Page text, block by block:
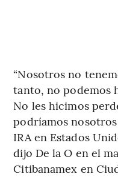
“Nosotros no
tanto, no podemos
No les hicimos
podríamos
IRA en Estados
dijo De la O en el
Citibanamex en